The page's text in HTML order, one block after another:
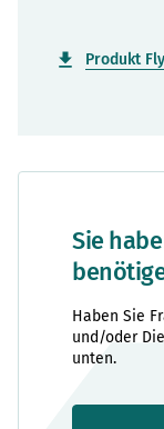
Sie
Haben Sie
und/oder
unten.
Produkt